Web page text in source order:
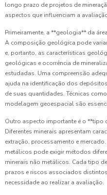
longo prazo de projetos de
aspectos que influenciam a
Primeiramente, a **geologia** da
A composição geológica pode
e, portanto, as características
geológicas e ocorrência de
estudadas. Uma compreensão
ajuda na identificação dos
de suas quantidades. Técnicas
modelagem geoespacial são
Outro aspecto importante é o **tipo
Diferentes minerais apresentam
extração, processamento e
metálicos pode exigir métodos
minerais não metálicos. Cada tipo
prazos e riscos associados
necessidade ao realizar a avaliação.